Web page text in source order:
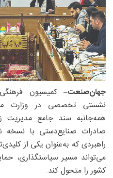
جهان‌صنعت– کمیسیون
نشستی تخصصی در وزارت
همه‌جانبه سند جامع مدیریت
صادرات صنایع‌دستی با نسخه
راهبردی که به‌عنوان یکی از
می‌تواند مسیر سیاستگذاری،
کشور را متحول کند.